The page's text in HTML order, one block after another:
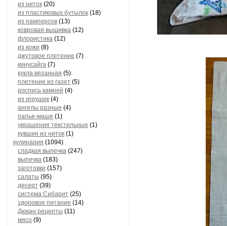
из ниток (20)
из пластиковых бутылок (18)
из памперсов (13)
ковровая вышивка (12)
флористика (12)
из кожи (8)
джутовое плетение (7)
кинусайга (7)
кукла вязанная (5)
плетение из газет (5)
роспись камней (4)
из игрушек (4)
ангелы разные (4)
папье-маше (1)
украшения текстильные (1)
кувшин из ниток (1)
кулинария (1094)
сладкая выпечка (247)
выпечка (183)
заготовки (157)
салаты (95)
десерт (39)
система Сибарит (25)
здоровое питание (14)
Дюкан рецепты (11)
мясо (9)